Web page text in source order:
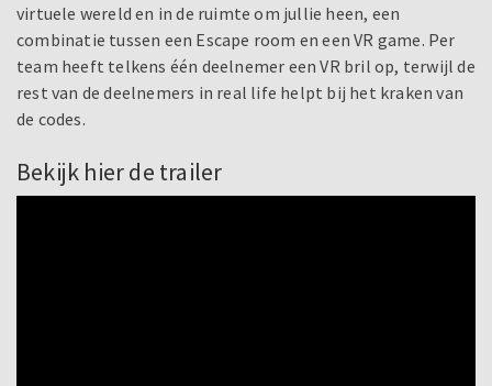
virtuele wereld en in de ruimte om jullie heen, een
combinatie tussen een Escape room en een VR game. Per
team heeft telkens één deelnemer een VR bril op, terwijl de
rest van de deelnemers in real life helpt bij het kraken van
de codes.
Bekijk hier de trailer